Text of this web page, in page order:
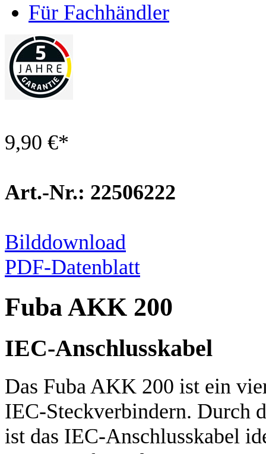
Für Fachhändler
9,90 €*
Art.-Nr.: 22506222
Bilddownload
PDF-Datenblatt
Fuba AKK 200
IEC-Anschlusskabel
Das Fuba AKK 200 ist ein
IEC-Steckverbindern. Durch
ist das IEC-Anschlusskabel